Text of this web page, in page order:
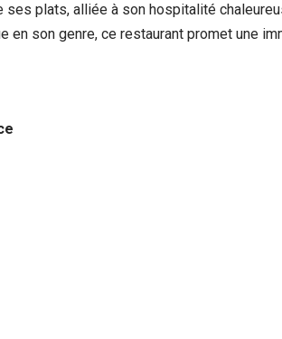
plats, alliée à son hospitalité
son genre, ce restaurant promet une